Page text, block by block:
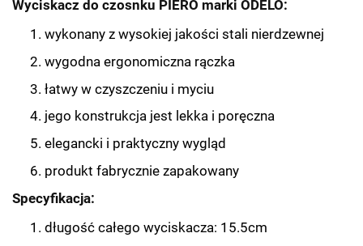
Wyciskacz do czosnku PIERO marki ODELO:
wykonany z wysokiej jakości stali nierdzewnej
wygodna ergonomiczna rączka
łatwy w czyszczeniu i myciu
jego konstrukcja jest lekka i poręczna
elegancki i praktyczny wygląd
produkt fabrycznie zapakowany
Specyfikacja:
długość całego wyciskacza: 15.5cm